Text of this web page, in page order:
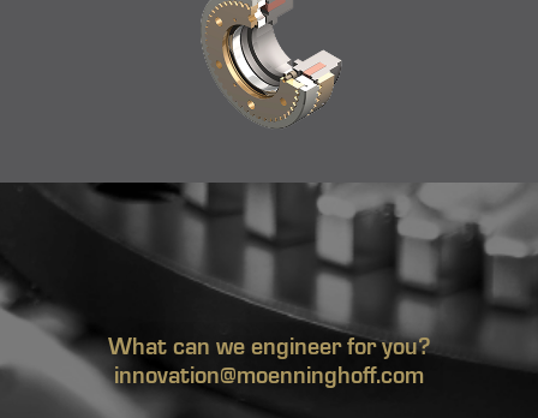
What can we engineer for you?
innovation@moenninghoff.com